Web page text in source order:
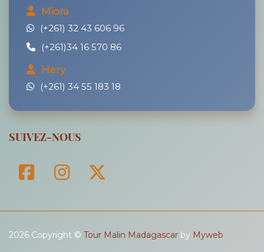
Miora
(+261) 32 43 606 96
(+261)34 16 570 86
Hery
(+261) 34 55 183 18
SUIVEZ-NOUS
2026 Copyright © Tour Malin Madagascar by Myweb